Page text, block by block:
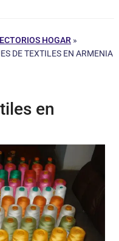
HOGAR »
DE TEXTILES EN ARMENIA
en